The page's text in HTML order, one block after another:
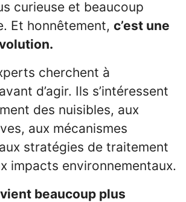
curieuse et beaucoup
Et honnêtement,c’est une
cherchent à
d’agir. Ils s’intéressent
des nuisibles, aux
aux mécanismes
stratégies de traitement
impacts environnementaux.
beaucoup plus